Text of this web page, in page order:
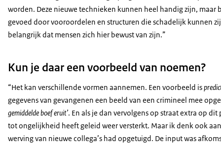
worden. Deze nieuwe technieken kunnen heel handig zijn, maar
gevoed door vooroordelen en structuren die schadelijk kunnen
belangrijk dat mensen zich hier bewust van zijn.”
Kun je daar een voorbeeld van noemen?
“Het kan verschillende vormen aannemen. Een voorbeeld is
gegevens van gevangenen een beeld van een crimineel mee
gemiddelde boef eruit’. En als je dan vervolgens op straat extra op
tot ongelijkheid heeft geleid weer versterkt. Maar ik denk ook
werving van nieuwe collega’s had opgetuigd. De input was